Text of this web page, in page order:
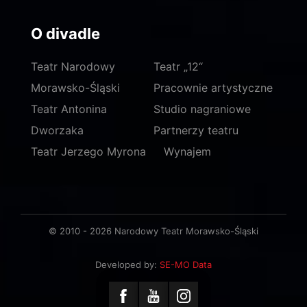
O divadle
Teatr Narodowy
Morawsko-Śląski
Teatr Antonina
Dworzaka
Teatr Jerzego Myrona
Teatr „12“
Pracownie artystyczne
Studio nagraniowe
Partnerzy teatru
Wynajem
© 2010 - 2026 Narodowy Teatr Morawsko-Śląski
Developed by: SE-MO Data